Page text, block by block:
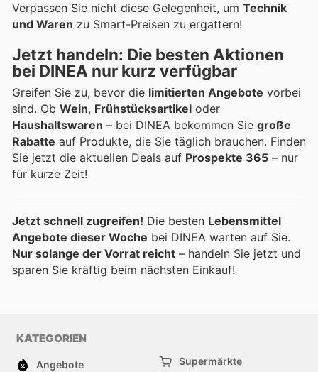
Verpassen Sie nicht diese Gelegenheit, um Technik
und Waren zu Smart-Preisen zu ergattern!
Jetzt handeln: Die besten Aktionen
bei DINEA nur kurz verfügbar
Greifen Sie zu, bevor die limitierten Angebote vorbei
sind. Ob Wein, Frühstücksartikel oder
Haushaltswaren – bei DINEA bekommen Sie große
Rabatte auf Produkte, die Sie täglich brauchen. Finden
Sie jetzt die aktuellen Deals auf Prospekte 365 – nur
für kurze Zeit!
Jetzt schnell zugreifen! Die besten Lebensmittel
Angebote dieser Woche bei DINEA warten auf Sie.
Nur solange der Vorrat reicht – handeln Sie jetzt und
sparen Sie kräftig beim nächsten Einkauf!
KATEGORIEN
Angebote Supermärkte